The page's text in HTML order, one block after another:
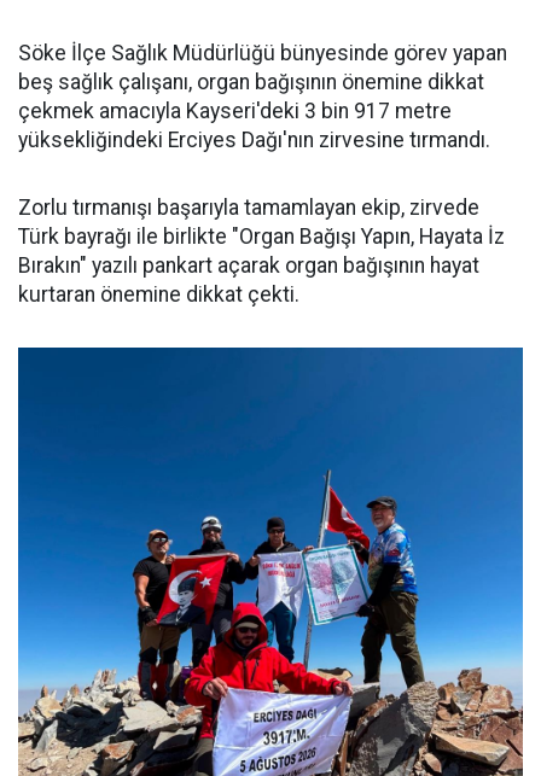
Söke İlçe Sağlık Müdürlüğü bünyesinde görev yapan
beş sağlık çalışanı, organ bağışının önemine dikkat
çekmek amacıyla Kayseri'deki 3 bin 917 metre
yüksekliğindeki Erciyes Dağı'nın zirvesine tırmandı.
Zorlu tırmanışı başarıyla tamamlayan ekip, zirvede
Türk bayrağı ile birlikte "Organ Bağışı Yapın, Hayata İz
Bırakın" yazılı pankart açarak organ bağışının hayat
kurtaran önemine dikkat çekti.